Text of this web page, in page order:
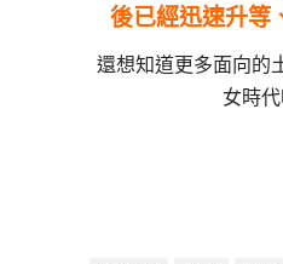
後已經迅速升等
還想知道更多面向的
女時代